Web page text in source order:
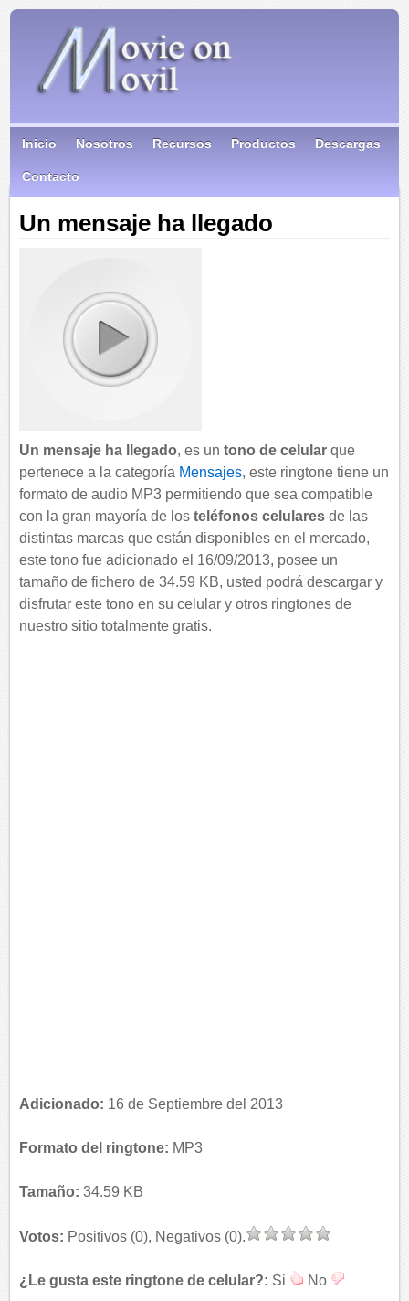
Inicio Nosotros Recursos Productos Descargas
Contacto
Un mensaje ha llegado
Un mensaje ha llegado, es untono de celular que
pertenece a la categoría Mensajes, este ringtone tiene un
formato de audio MP3 permitiendo que sea compatible
con la gran mayoría de losteléfonos celulares de las
distintas marcas que están disponibles en el mercado,
este tono fue adicionado el 16/09/2013, posee un
tamaño de fichero de 34.59 KB, usted podrá descargar y
disfrutar este tono en su celular y otros ringtones de
nuestro sitio totalmente gratis.
Adicionado: 16 de Septiembre del 2013
Formato del ringtone: MP3
Tamaño: 34.59 KB
Votos: Positivos (0), Negativos (0).
¿Le gusta este ringtone de celular?: Si No